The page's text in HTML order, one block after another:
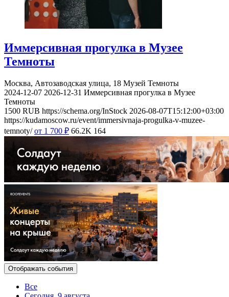
Иммерсивная прогулка в Музее
Темноты
Москва, Автозаводская улица, 18 Музей Темноты
2024-12-07 2026-12-31 Иммерсивная прогулка в Музее
Темноты
1500 RUB https://schema.org/InStock 2026-08-07T15:12:00+03:00
https://kudamoscow.ru/event/immersivnaja-progulka-v-muzee-
temnoty/ от 1 700 ₽ 66.2K 164
Отображать события
Все